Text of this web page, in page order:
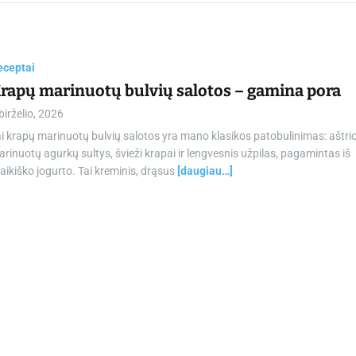
chamber.lt
marinuotų bulvių salotos – gamina pora
2026
krapų marinuotų bulvių salotos yra mano klasikos patobulinimas:
agurkų sultys, švieži krapai ir lengvesnis užpilas, pagamintas iš
jogurto. Tai kreminis, drąsus [daugiau…]